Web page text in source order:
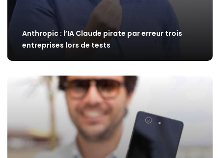
Anthropic : l’IA Claude pirate par erreur trois
entreprises lors de tests